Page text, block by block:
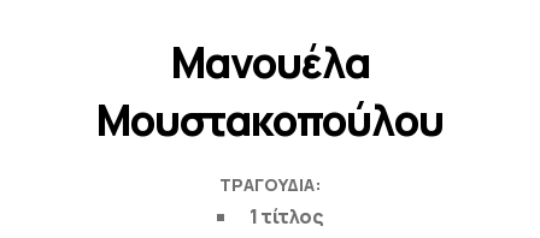
Μανουέλα
Μουστακοπούλου
ΤΡΑΓΟΎΔΙΑ:
1 τίτλος